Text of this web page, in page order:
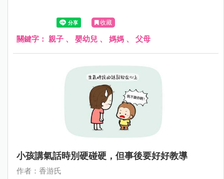
收藏
關鍵字： 親子 、 嬰幼兒 、 媽媽 、 父母
小孩講氣話時別硬碰硬，但事後要好好教導
作者：香游氏